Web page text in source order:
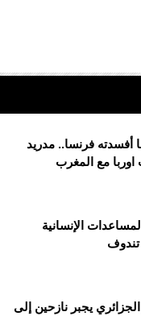
أفسدته فرنسا.. مدريد
مع المغرب
الإنسانية
تندوف
يجبر نازحين إلى